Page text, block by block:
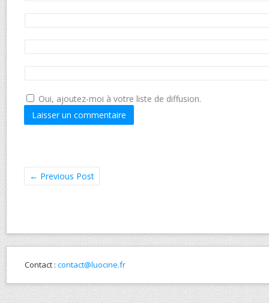
Oui, ajoutez-moi à votre liste de diffusion.
← Previous Post
Contact : contact@luocine.fr